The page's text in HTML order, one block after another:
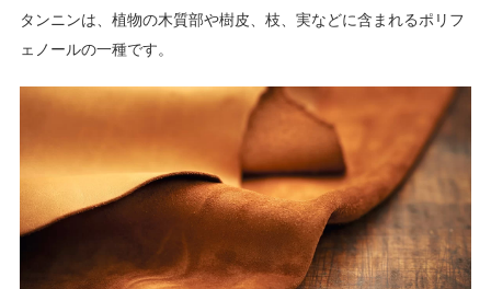
タンニンは、植物の木質部や樹皮、枝、実などに含まれるポリフ
ェノールの一種です。